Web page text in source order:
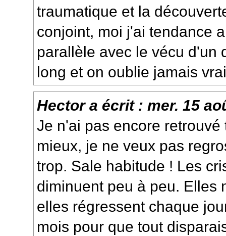
traumatique et la
conjoint, moi j'ai tendance
parallèle avec le vécu d'un
long et on oublie jamais
Hectora écrit :mer. 15
Je n'ai pas encore
mieux, je ne veux pas
trop. Sale habitude ! Les
diminuent peu à peu. Elles
elles régressent chaque
mois pour que tout